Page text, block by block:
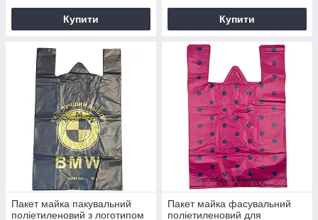
Купити Купити
Пакет майка пакувальний
поліетиленовий з логотипом
Пакет майка фасувальний
поліетиленовий для